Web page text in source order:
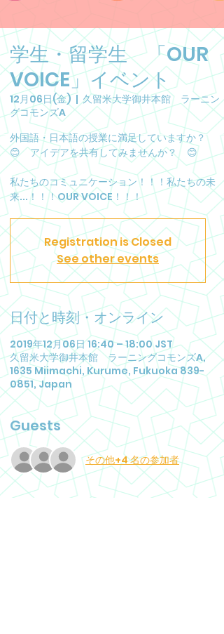
学生・留学生 「OUR
VOICE」イベント
12月06日(金)
  |
久留米大学御井本館 ラーニン
グコモンズA
外国語・日本語の授業に満足していますか？
😊 アイデアを共有してみませんか？ 😊
私たちのコミュニケーション！！！私たちの未
来...！！！OUR VOICE！！！
Registration is Closed
See other events
日付と時刻・オンライン
2019年12月06日 16:40 – 18:00 JST
久留米大学御井本館 ラーニングコモンズA,
1635 Miimachi, Kurume, Fukuoka 839-
0851, Japan
Guests
その他+4 名の参加者